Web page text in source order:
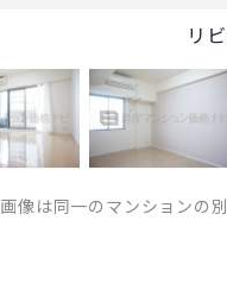
リ
像は同一のマンションの